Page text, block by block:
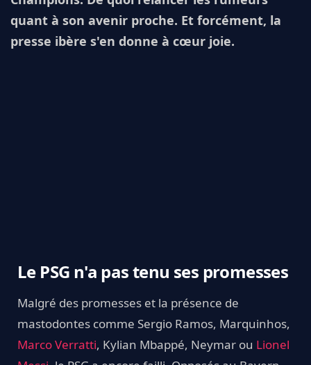
quant à son avenir proche. Et forcément, la
presse ibère s'en donne à cœur joie.
Le PSG n'a pas tenu ses promesses
Malgré des promesses et la présence de
mastodontes comme Sergio Ramos, Marquinhos,
Marco Verratti, Kylian Mbappé, Neymar ou Lionel